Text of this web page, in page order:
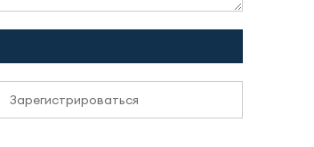
Зарегистрироваться